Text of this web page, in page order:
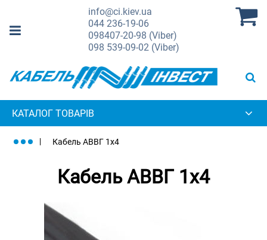
info@ci.kiev.ua
044236-19-06
098407-20-98 (Viber)
098 539-09-02 (Viber)
КАТАЛОГ ТОВАРІВ
Кабель АВВГ 1х4
Кабель АВВГ 1х4